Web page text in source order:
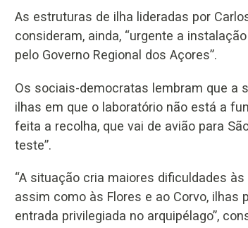
As estruturas de ilha lideradas por
consideram, ainda, “urgente a
pelo Governo Regional dos Açores”.
Os sociais-democratas lembram que a
ilhas em que o laboratório não está a
feita a recolha, que vai de avião para
teste”.
“A situação cria maiores dificuldades
assim como às Flores e ao Corvo, ilhas
entrada privilegiada no arquipélago”,